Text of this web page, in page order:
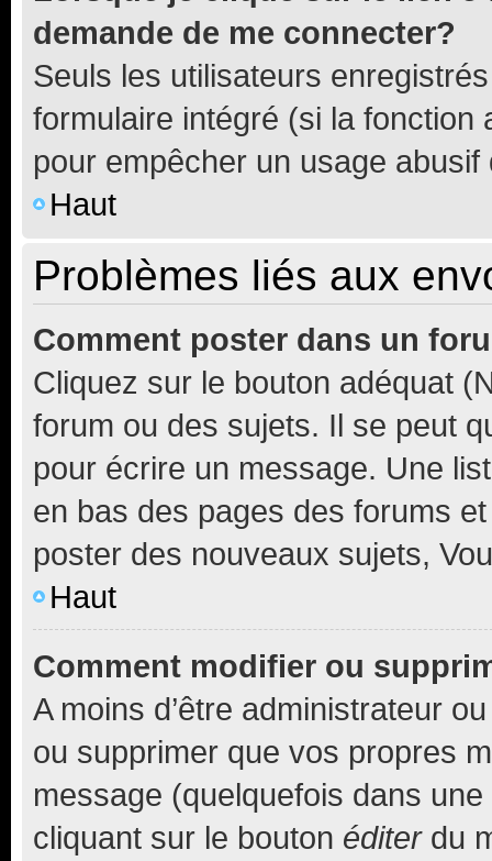
demande de me connecter?
Seuls les utilisateurs
formulaire intégré (si la fonction
pour empêcher un usage
Haut
Problèmes liés aux
Comment poster dans un
Cliquez sur le bouton adéquat
forum ou des sujets. Il se peut
pour écrire un message. Une
en bas des pages des forums
poster des nouveaux sujets,
Haut
Comment modifier ou
A moins d’être administrateur
ou supprimer que vos propres
message (quelquefois dans
cliquant sur le bouton éditerdu